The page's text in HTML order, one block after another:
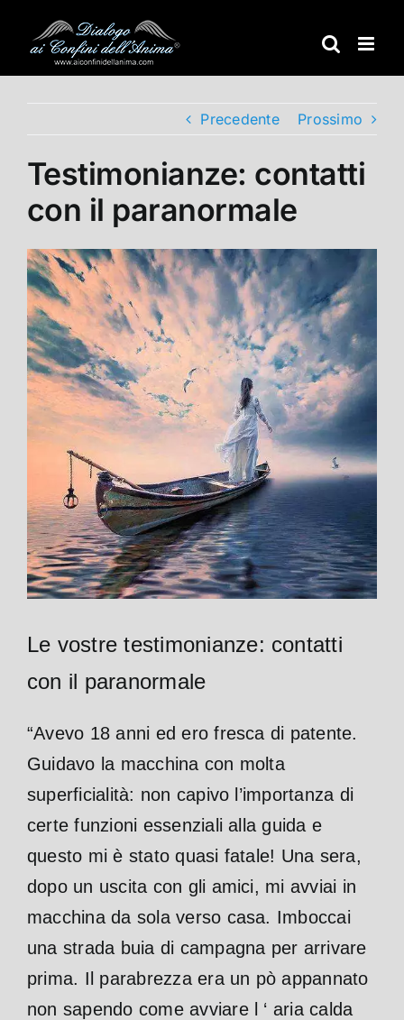
contenuto
Precedente Prossimo
Testimonianze: contatti
con il paranormale
Le vostre testimonianze: contatti
con il paranormale
“Avevo 18 anni ed ero fresca di patente.
Guidavo la macchina con molta
superficialità: non capivo l’importanza di
certe funzioni essenziali alla guida e
questo mi è stato quasi fatale! Una sera,
dopo un uscita con gli amici, mi avviai in
macchina da sola verso casa. Imboccai
una strada buia di campagna per arrivare
prima. Il parabrezza era un pò appannato
non sapendo come avviare l ‘ aria calda